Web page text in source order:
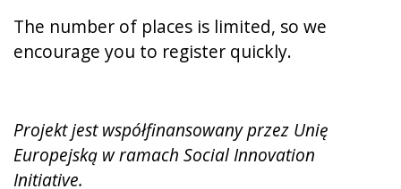
The number of places is limited, so we
encourage you to register quickly.
Projekt jest współfinansowany przez Unię
Europejską w ramach Social Innovation
Initiative.